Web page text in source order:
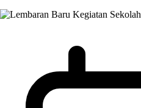
Kegiatan Sekolah